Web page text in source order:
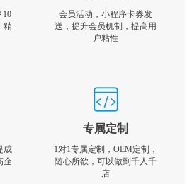
10
精
会员活动，小程序卡券发
送，提升会员机制，提高用
户粘性
成
企
专属定制
1对1专属定制，OEM定制，
随心所欲，可以做到千人千
店